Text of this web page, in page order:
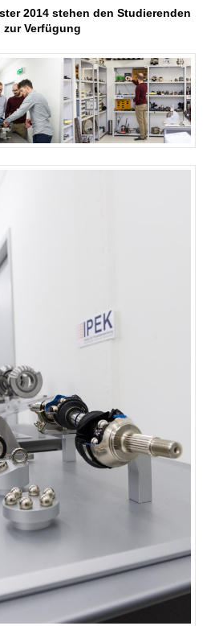
2014 stehen den Studierenden
zur Verfügung